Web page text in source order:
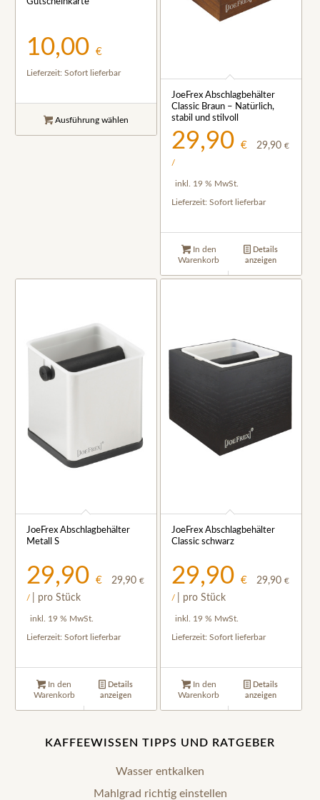
10,00€
Lieferzeit:Sofort lieferbar
Ausführung wählen
JoeFrex Abschlagbehälter
Classic Braun – Natürlich,
stabil und stilvoll
29,90 € 29,90 €
/
inkl. 19 % MwSt.
Lieferzeit: Sofort lieferbar
In den
Warenkorb
Details
anzeigen
JoeFrex Abschlagbehälter
Metall S
29,90€ 29,90€
/
| pro Stück
inkl. 19 % MwSt.
Lieferzeit:Sofort lieferbar
In den
Warenkorb
Details
anzeigen
JoeFrex Abschlagbehälter
Classic schwarz
29,90 € 29,90 €
/
| pro Stück
inkl. 19 % MwSt.
Lieferzeit: Sofort lieferbar
In den
Warenkorb
Details
anzeigen
KAFFEEWISSEN TIPPS UND RATGEBER
Wasser entkalken
Mahlgrad richtig einstellen